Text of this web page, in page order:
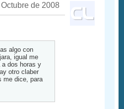
de 2008
algo con
igual me
a dos horas y
otro claber
me dice, para